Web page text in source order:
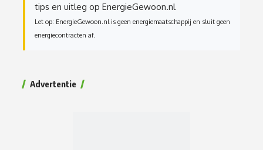
tips en uitleg op EnergieGewoon.nl
Let op: EnergieGewoon.nl is geen energiemaatschappij en sluit geen
energiecontracten af.
Advertentie